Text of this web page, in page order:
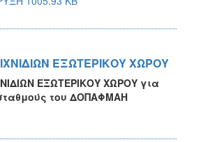
ΕΞΩΤΕΡΙΚΟΥ ΧΩΡΟΥ
ΕΞΩΤΕΡΙΚΟΥ ΧΩΡΟΥ για
του ΔΟΠΑΦΜΑΗ